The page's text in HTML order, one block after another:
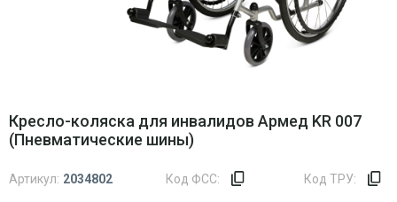
Кресло-коляска для инвалидов Армед KR 007
(Пневматические шины)
Артикул: 2034802 Код ФСС: Код ТРУ: